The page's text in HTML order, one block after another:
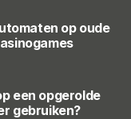
op oude
een opgerolde
gebruiken?